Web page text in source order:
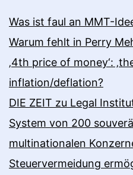
Was ist faul an MMT-
Warum fehlt in Perry
‚4th price of money‘:
inflation/deflation?
DIE ZEIT zu Legal
System von 200
multinationalen
Steuervermeidung